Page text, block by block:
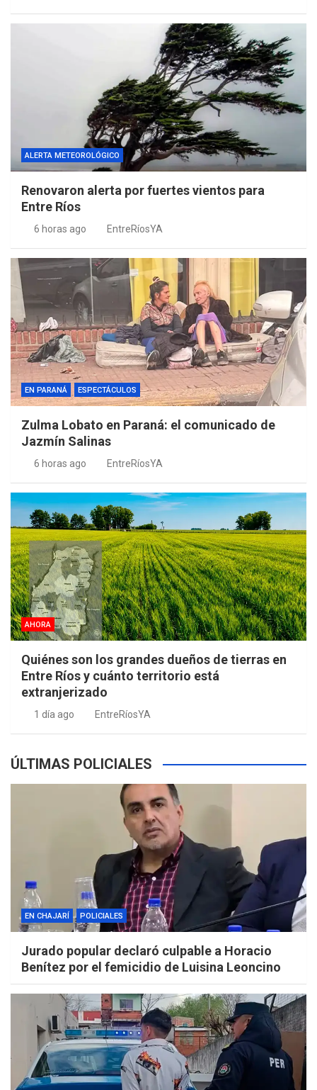
ALERTA METEOROLÓGICO
Renovaron alerta por fuertes vientos para
Entre Ríos
6 horas ago EntreRíosYA
EN PARANÁ ESPECTÁCULOS
Zulma Lobato en Paraná: el comunicado de
Jazmín Salinas
6 horas ago EntreRíosYA
AHORA
Quiénes son los grandes dueños de tierras en
Entre Ríos y cuánto territorio está
extranjerizado
1 día ago EntreRíosYA
ÚLTIMAS POLICIALES
EN CHAJARÍ POLICIALES
Jurado popular declaró culpable a Horacio
Benítez por el femicidio de Luisina Leoncino